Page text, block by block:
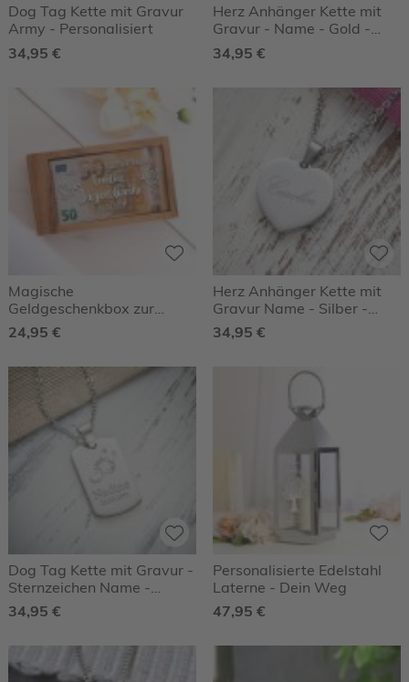
Dog Tag Kette mit Gravur
Army - Personalisiert
34,95 €
Herz Anhänger Kette mit
Gravur - Name - Gold -
Personalisiert
34,95 €
Magische
Geldgeschenkbox zur
Jugendweihe - Taube
24,95 €
Herz Anhänger Kette mit
Gravur Name - Silber -
Personalisiert
34,95 €
Dog Tag Kette mit Gravur -
Sternzeichen Name -
Personalisiert
34,95 €
Personalisierte Edelstahl
Laterne - Dein Weg
47,95 €